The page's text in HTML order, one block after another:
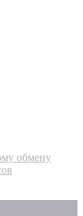
обмену